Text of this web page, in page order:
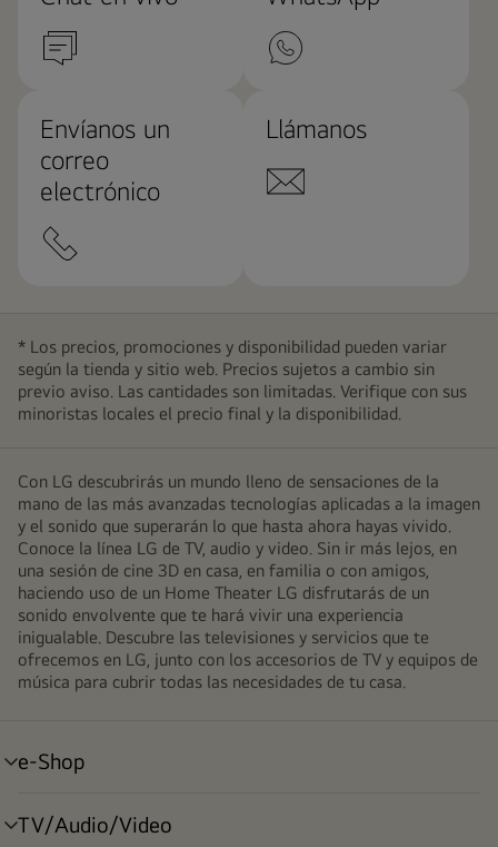
Envíanos un
correo
electrónico
Llámanos
* Los precios, promociones y disponibilidad pueden variar
según la tienda y sitio web. Precios sujetos a cambio sin
previo aviso. Las cantidades son limitadas. Verifique con sus
minoristas locales el precio final y la disponibilidad.
Con LG descubrirás un mundo lleno de sensaciones de la
mano de las más avanzadas tecnologías aplicadas a la imagen
y el sonido que superarán lo que hasta ahora hayas vivido.
Conoce la línea LG de TV, audio y video. Sin ir más lejos, en
una sesión de cine 3D en casa, en familia o con amigos,
haciendo uso de un Home Theater LG disfrutarás de un
sonido envolvente que te hará vivir una experiencia
inigualable. Descubre las televisiones y servicios que te
ofrecemos en LG, junto con los accesorios de TV y equipos de
música para cubrir todas las necesidades de tu casa.
e-Shop
alternar
TV/Audio/Video
alternar